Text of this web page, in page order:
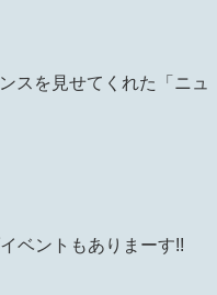
スを見せてくれた「ニュ
ベントもありまーす!!